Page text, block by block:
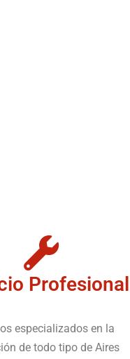
Profesional
especializados en la
de todo tipo de Aires